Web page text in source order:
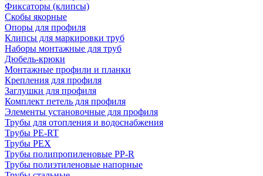
Фиксаторы (клипсы)
Скобы якорные
Опоры для профиля
Клипсы для маркировки труб
Наборы монтажные для труб
Дюбель-крюки
Монтажные профили и планки
Крепления для профиля
Заглушки для профиля
Комплект петель для профиля
Элементы установочные для профиля
Трубы для отопления и водоснабжения
Трубы PE-RT
Трубы PEX
Трубы полипропиленовые PP-R
Трубы полиэтиленовые напорные